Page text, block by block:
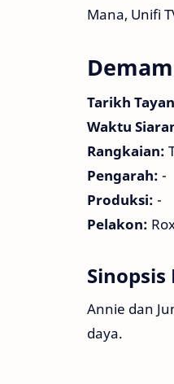
Mana, Unifi
Tarikh
Waktu
Rangkaian:
Pengarah: -
Produksi: -
Pelakon:
Annie dan
daya.